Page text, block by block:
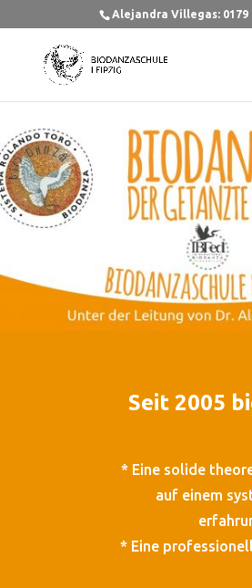
Alejandra Villegas: 0179
Seit 2005
* Eine solide
auf einem
* Eine